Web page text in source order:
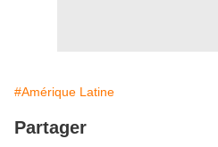
#Amérique Latine
Partager